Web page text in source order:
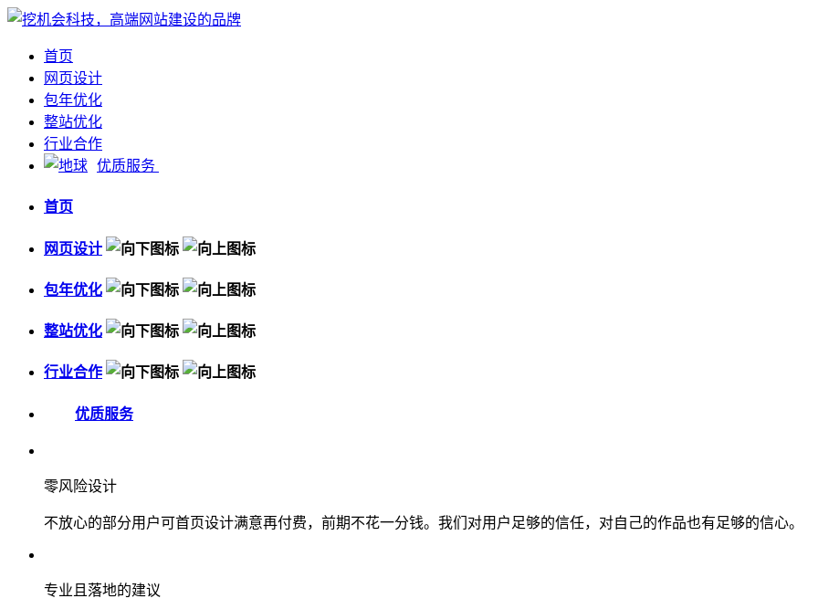
首页
网页设计
包年优化
整站优化
行业合作
优质服务
首页
网页设计
包年优化
整站优化
行业合作
优质服务
零风险设计
不放心的部分用户可首页设计满意再付费，前期不花一分钱。我们对用户足够的信任，对自己的作品也有足够的信心。
专业且落地的建议